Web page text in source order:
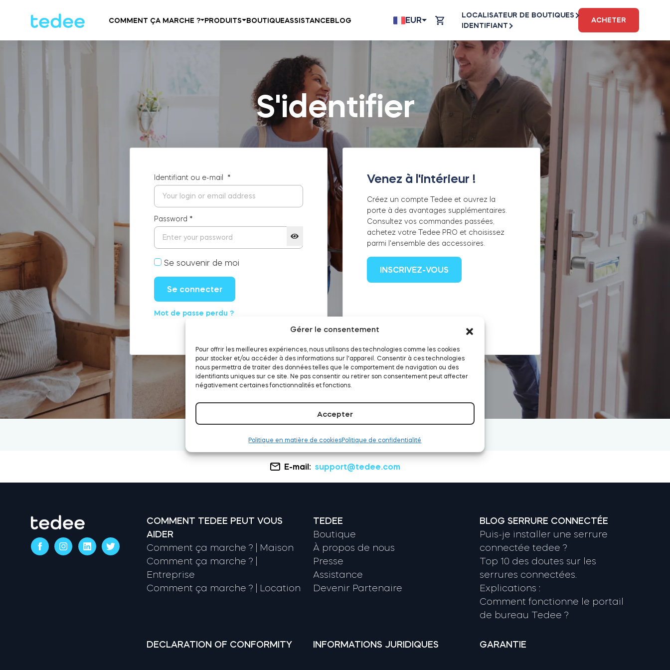
Gérer le consentement
Pour offrir les meilleures expériences, nous utilisons des technologies comme les cookies
pour stocker et/ou accéder à des informations sur l'appareil. Consentir à ces technologies
nous permettra de traiter des données telles que le comportement de navigation ou des
identifiants uniques sur ce site. Ne pas consentir ou retirer son consentement peut affecter
négativement certaines fonctionnalités et fonctions.
Accepter
Politique en matière de cookiesPolitique de confidentialité
COMMENT ÇA MARCHE ? PRODUITS BOUTIQUEASSISTANCEBLOG EUR
LOCALISATEUR DE BOUTIQUES
IDENTIFIANT
ACHETER
S'identifier
Identifiant ou e-mail *
Password *
Se souvenir de moi
Se connecter
Mot de passe perdu ?
Venez à l'intérieur !
Créez un compte Tedee et ouvrez la
porte à des avantages supplémentaires.
Consultez vos commandes passées,
achetez votre Tedee PRO et choisissez
parmi l'ensemble des accessoires.
INSCRIVEZ-VOUS
E-mail: support@tedee.com
COMMENT TEDEE PEUT VOUS
AIDER
Comment ça marche ? | Maison
Comment ça marche ? |
Entreprise
Comment ça marche ? | Location
TEDEE
Boutique
À propos de nous
Presse
Assistance
Devenir Partenaire
BLOG SERRURE CONNECTÉE
Puis-je installer une serrure
connectée tedee ?
Top 10 des doutes sur les
serrures connectées.
Explications :
Comment fonctionne le portail
de bureau Tedee ?
DECLARATION OF CONFORMITY INFORMATIONS JURIDIQUES GARANTIE